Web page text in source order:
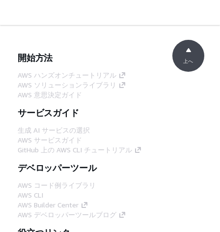
開始方法
AWS ハンズオンチュートリアル
AWS ソリューションライブラリ
AWS 意思決定ガイド
サービスガイド
生成 AI サービスの選択
AWS サービスガイド
GitHub 上の AWS CLI チュートリアル
デベロッパーツール
AWS コード例ライブラリ
AWS CLI
AWS Builder Center
AWS デベロッパーツールブログ
上へ